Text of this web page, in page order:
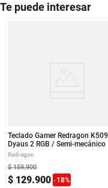
Te puede interesar
Teclado Gamer Redragon K509
Dyaus 2 RGB / Semi-mecánico
Redragon
$ 129.900 -18%
$ 159.900